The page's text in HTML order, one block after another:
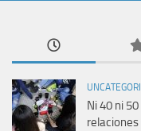
Ni 40 ni